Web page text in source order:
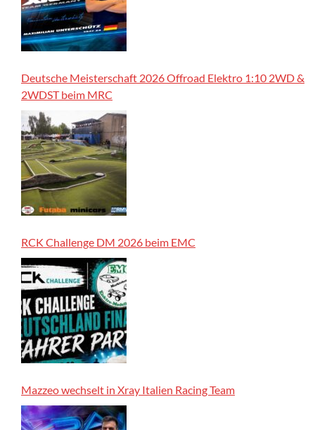
Deutsche Meisterschaft 2026 Offroad Elektro 1:10 2WD &
2WDST beim MRC
RCK Challenge DM 2026 beim EMC
Mazzeo wechselt in Xray Italien Racing Team